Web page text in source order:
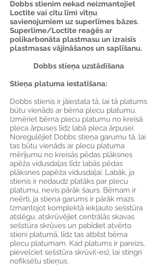
Dobbs stienim nekad neizmantojiet
Loctite vai citu līmi vītņu
savienojumiem uz superlīmes bāzes.
Superlīme/Loctite reaģēs ar
polikarbonāta plastmasu un izraisīs
plastmasas vājināšanos un saplīšanu.
Dobbs stieņa uzstādīšana
Stieņa platuma iestatīšana:
Dobbs stienis ir jāiestata tā, lai tā platums
būtu vienāds ar bērna plecu platumu.
Izmēriet bērna plecu platumu no kreisā
pleca ārpuses līdz labā pleca ārpusei.
Noregulējiet Dobbs stieņa garumu tā, lai
tas būtu vienāds ar plecu platuma
mērījumu no kreisās pēdas plāksnes
apēža vidusdaļas līdz labās pēdas
plāksnes papēža vidusdaļai. Labāk, ja
stienis ir nedaudz platāks par plecu
platumu, nevis pārāk šaurs. Bērnam ir
neērti, ja stieņa garums ir pārāk mazs.
Izmantojot komplektā iekļauto sešstūra
atslēgu, atskrūvējiet centrālās skavas
sešstūra skrūves un pabīdiet atvērto
stieni platumā, līdz tas atbilst bērna
plecu platumam. Kad platums ir pareizs,
pievelciet sešstūra skrūvi(-es), lai stingri
nofiksētu stieņus.